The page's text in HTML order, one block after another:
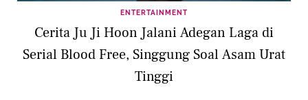
ENTERTAINMENT
Cerita Ju Ji Hoon Jalani Adegan Laga di
Serial Blood Free, Singgung Soal Asam Urat
Tinggi